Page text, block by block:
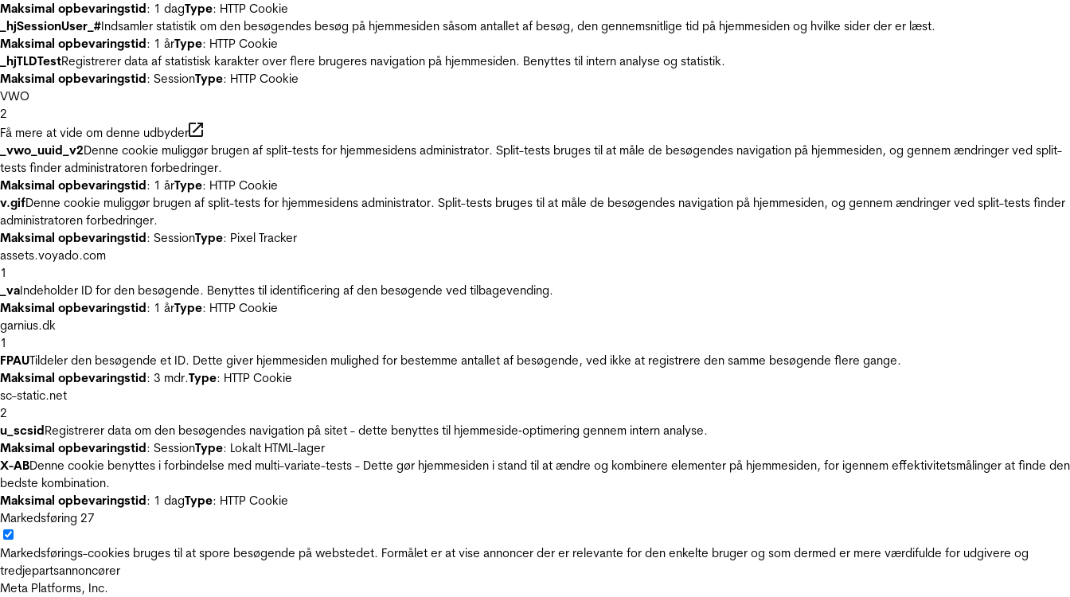
Maksimal opbevaringstid: 1 dagType: HTTP Cookie
_hjSessionUser_#Indsamler statistik om den besøgendes besøg på hjemmesiden såsom antallet af besøg, den gennemsnitlige tid på hjemmesiden og hvilke sider der er læst.
Maksimal opbevaringstid: 1 årType: HTTP Cookie
_hjTLDTestRegistrerer data af statistisk karakter over flere brugeres navigation på hjemmesiden. Benyttes til intern analyse og statistik.
Maksimal opbevaringstid: SessionType: HTTP Cookie
VWO
2
Få mere at vide om denne udbyder
_vwo_uuid_v2Denne cookie muliggør brugen af split-tests for hjemmesidens administrator. Split-tests bruges til at måle de besøgendes navigation på hjemmesiden, og gennem ændringer ved split-
tests finder administratoren forbedringer.
Maksimal opbevaringstid: 1 årType: HTTP Cookie
v.gifDenne cookie muliggør brugen af split-tests for hjemmesidens administrator. Split-tests bruges til at måle de besøgendes navigation på hjemmesiden, og gennem ændringer ved split-tests finder
administratoren forbedringer.
Maksimal opbevaringstid: SessionType: Pixel Tracker
assets.voyado.com
1
_vaIndeholder ID for den besøgende. Benyttes til identificering af den besøgende ved tilbagevending.
Maksimal opbevaringstid: 1 årType: HTTP Cookie
garnius.dk
1
FPAUTildeler den besøgende et ID. Dette giver hjemmesiden mulighed for bestemme antallet af besøgende, ved ikke at registrere den samme besøgende flere gange.
Maksimal opbevaringstid: 3 mdr.Type: HTTP Cookie
sc-static.net
2
u_scsidRegistrerer data om den besøgendes navigation på sitet - dette benyttes til hjemmeside‐optimering gennem intern analyse.
Maksimal opbevaringstid: SessionType: Lokalt HTML-lager
X-ABDenne cookie benyttes i forbindelse med multi-variate-tests - Dette gør hjemmesiden i stand til at ændre og kombinere elementer på hjemmesiden, for igennem effektivitetsmålinger at finde den
bedste kombination.
Maksimal opbevaringstid: 1 dagType: HTTP Cookie
Markedsføring 27
Markedsførings-cookies bruges til at spore besøgende på webstedet. Formålet er at vise annoncer der er relevante for den enkelte bruger og som dermed er mere værdifulde for udgivere og
tredjepartsannoncører
Meta Platforms, Inc.